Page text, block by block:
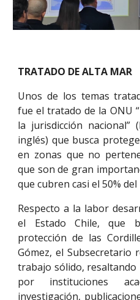
TRATADO DE ALTA MAR
Unos de los temas
fue el tratado de la ONU
la jurisdicción nacional”
inglés) que busca
en zonas que no
que son de gran
que cubren casi el 50%
Respecto a la labor
el Estado Chile, que
protección de las
Gómez, el Subsecretario
trabajo sólido,
por instituciones
investigación,